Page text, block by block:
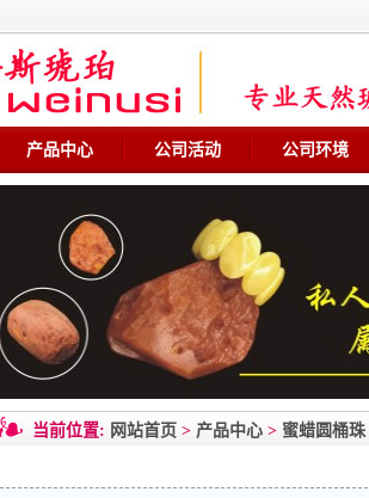
产品中心 公司活动 公司环境
当前位置: 网站首页 > 产品中心 > 蜜蜡圆桶珠